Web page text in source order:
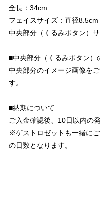
全長：34cm
フェイスサイズ：直径8.5cm
中央部分（くるみボタン）
■中央部分（くるみボタン）
中央部分のイメージ画像を
す。
■納期について
ご入金確認後、10日以内の
※ゲストロゼットも一緒に
の日数となります。